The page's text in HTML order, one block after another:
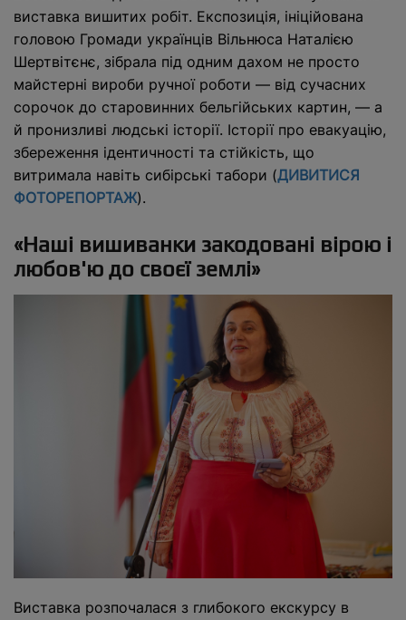
виставка вишитих робіт. Експозиція, ініційована
головою Громади українців Вільнюса Наталією
Шертвітєнє, зібрала під одним дахом не просто
майстерні вироби ручної роботи — від сучасних
сорочок до старовинних бельгійських картин, — а
й пронизливі людські історії. Історії про евакуацію,
збереження ідентичності та стійкість, що
витримала навіть сибірські табори (ДИВИТИСЯ
ФОТОРЕПОРТАЖ).
«Наші вишиванки закодовані вірою і
любов'ю до своєї землі»
Виставка розпочалася з глибокого екскурсу в